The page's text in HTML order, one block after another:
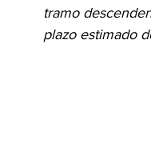
Medioambiente
tramo
plazo estimado